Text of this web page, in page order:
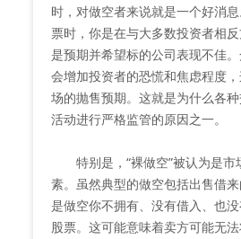
时，对做空者来说就是一个好消
票时，你是在与大多数投资者相
是预期并希望标的公司表现不佳
会增加投资者的恐慌和焦虑程度
场的抛售预期。这就是为什么各
活动进行严格监管的原因之一。
特别是，“裸做空”被认为是市
素。虽然典型的做空包括出售借
是做空你不拥有、没有借入、也
股票。这可能意味着卖方可能无